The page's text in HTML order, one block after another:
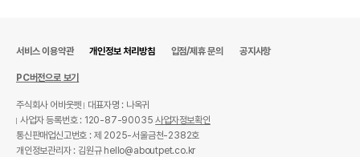
서비스 이용약관 개인정보 처리방침 입점/제휴 문의 공지사항
PC버전으로 보기
주식회사 어바웃펫
대표자명 : 나옥귀
사업자 등록번호 : 120-87-90035사업자정보확인
통신판매업신고번호 : 제 2025-서울금천-2382호
개인정보관리자 : 김원규 hello@aboutpet.co.kr